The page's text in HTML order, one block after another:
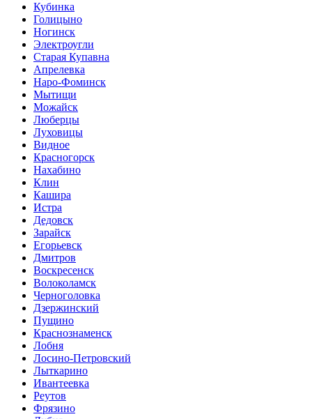
Кубинка
Голицыно
Ногинск
Электроугли
Старая Купавна
Апрелевка
Наро-Фоминск
Мытищи
Можайск
Люберцы
Луховицы
Видное
Красногорск
Нахабино
Клин
Кашира
Истра
Дедовск
Зарайск
Егорьевск
Дмитров
Воскресенск
Волоколамск
Черноголовка
Дзержинский
Пущино
Краснознаменск
Лобня
Лосино-Петровский
Лыткарино
Ивантеевка
Реутов
Фрязино